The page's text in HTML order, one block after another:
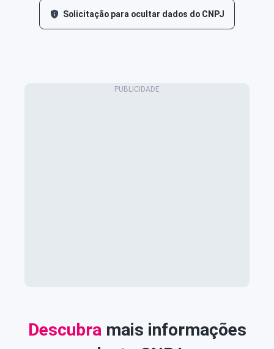
Solicitação para ocultar dados do CNPJ
Descubra mais informações